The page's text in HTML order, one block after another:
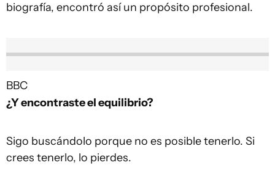
biografía, encontró así un propósito profesional.
BBC
¿Y encontraste el equilibrio?
Sigo buscándolo porque no es posible tenerlo. Si
crees tenerlo, lo pierdes.